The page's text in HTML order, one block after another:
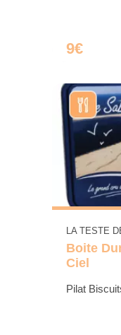
9€
LA TESTE
Boite
Ciel
Pilat